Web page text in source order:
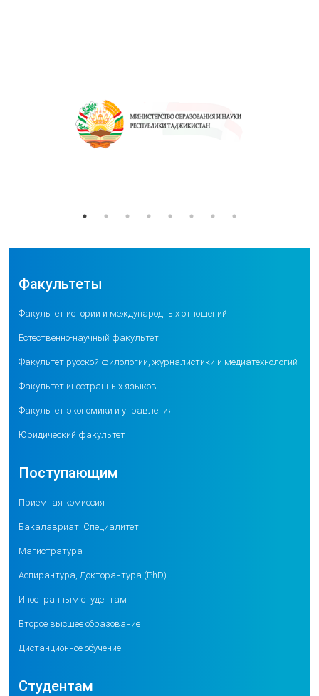
Факультеты
Факультет истории и международных отношений
Естественно-научный факультет
Факультет русской филологии, журналистики и медиатехнологий
Факультет иностранных языков
Факультет экономики и управления
Юридический факультет
Поступающим
Приемная комиссия
Бакалавриат, Специалитет
Магистратура
Аспирантура, Докторантура (PhD)
Иностранным студентам
Второе высшее образование
Дистанционное обучение
Студентам